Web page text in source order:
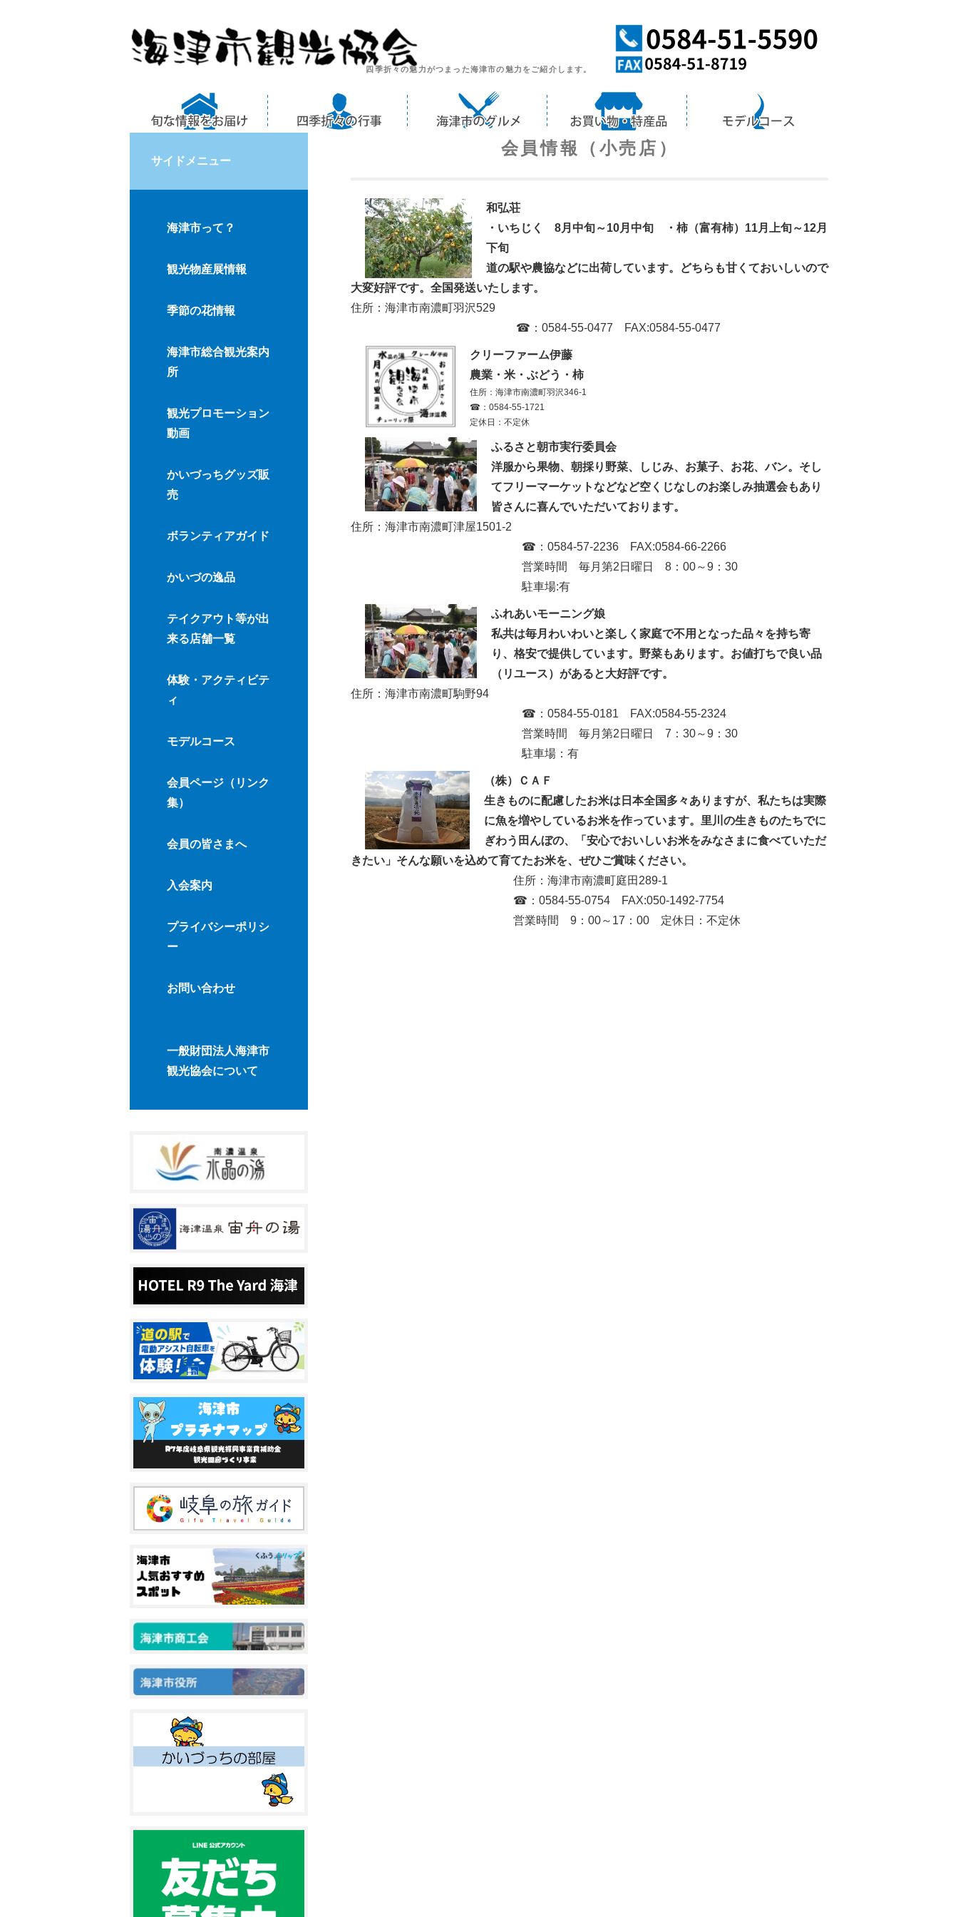
四季折々の魅力がつまった海津市の魅力をご紹介します。
会員情報（小売店）
和弘荘
・いちじく 8月中旬～10月中旬 ・柿（富有柿）11月上旬～12月
下旬
道の駅や農協などに出荷しています。どちらも甘くておいしいので
大変好評です。全国発送いたします。
住所：海津市南濃町羽沢529
☎：0584-55-0477 FAX:0584-55-0477
クリーファーム伊藤
農業・米・ぶどう・柿
住所：海津市南濃町羽沢346-1
☎：0584-55-1721
定休日：不定休
ふるさと朝市実行委員会
洋服から果物、朝採り野菜、しじみ、お菓子、お花、バン。そし
てフリーマーケットなどなど空くじなしのお楽しみ抽選会もあり
皆さんに喜んでいただいております。
住所：海津市南濃町津屋1501-2
☎：0584-57-2236 FAX:0584-66-2266
営業時間 毎月第2日曜日 8：00～9：30
駐車場:有
ふれあいモーニング娘
私共は毎月わいわいと楽しく家庭で不用となった品々を持ち寄
り、格安で提供しています。野菜もあります。お値打ちで良い品
（リユース）があると大好評です。
住所：海津市南濃町駒野94
☎：0584-55-0181 FAX:0584-55-2324
営業時間 毎月第2日曜日 7：30～9：30
駐車場：有
（株）ＣＡＦ
生きものに配慮したお米は日本全国多々ありますが、私たちは実際
に魚を増やしているお米を作っています。里川の生きものたちでに
ぎわう田んぼの、「安心でおいしいお米をみなさまに食べていただ
きたい」そんな願いを込めて育てたお米を、ぜひご賞味ください。
住所：海津市南濃町庭田289-1
☎：0584-55-0754 FAX:050-1492-7754
営業時間 9：00～17：00 定休日：不定休
サイドメニュー
海津市って？
観光物産展情報
季節の花情報
海津市総合観光案内
所
観光プロモーション
動画
かいづっちグッズ販
売
ボランティアガイド
かいづの逸品
テイクアウト等が出
来る店舗一覧
体験・アクティビテ
ィ
モデルコース
会員ページ（リンク
集）
会員の皆さまへ
入会案内
プライバシーポリシ
ー
お問い合わせ
一般財団法人海津市
観光協会について